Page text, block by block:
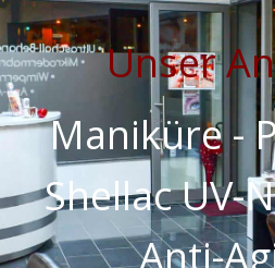
Unser
Maniküre -
Shellac UV-
Anti-